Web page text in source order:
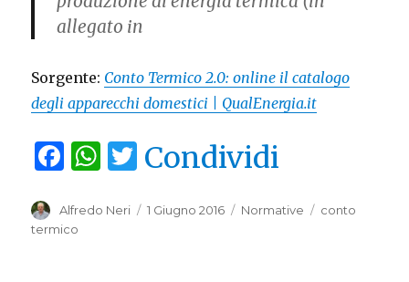
allegato in
Sorgente: Conto Termico 2.0: online il catalogo
degli apparecchi domestici | QualEnergia.it
F
c
e
W
at
T
it
Condividi
Autore
Alfredo Neri
Pubblicato
1 Giugno 2016 Categorie
Normative Tag
conto
termico